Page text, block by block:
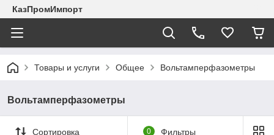
КазПромИмпорт
Товары и услуги Общее Вольтамперфазометры
Вольтамперфазометры
Сортировка 0 Фильтры